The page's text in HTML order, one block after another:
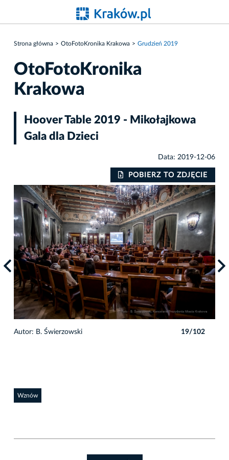
Strona główna OtoFotoKronika Krakowa Grudzień 2019
OtoFotoKronika
Krakowa
Hoover Table 2019 - Mikołajkowa
Gala dla Dzieci
Data: 2019-12-06
POBIERZ TO ZDJĘCIE
Autor: B. Świerzowski 19/102
Wznów